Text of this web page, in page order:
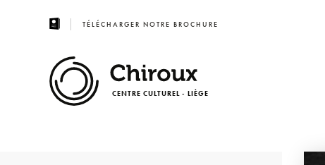
TÉLÉCHARGER NOTRE BROCHURE
CENTRE CULTUREL - LIÈGE